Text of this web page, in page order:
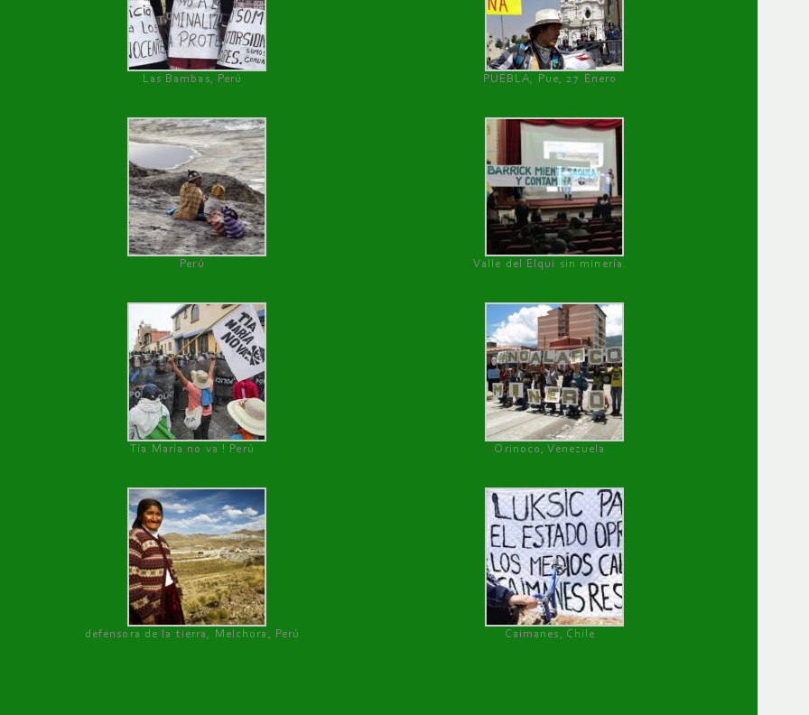
Las Bambas, Perú PUEBLA, Pue, 27 Enero
Perú Valle del Elqui sin minería.
Tía María no va ! Perú Orinoco, Venezuela
defensora de la tierra, Melchora, Perú Caimanes, Chile